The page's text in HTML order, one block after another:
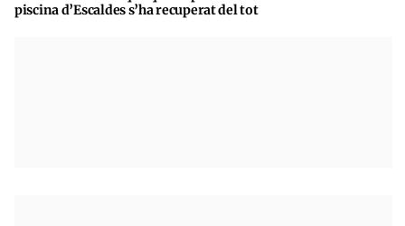
piscina d’Escaldes s’ha recuperat del tot